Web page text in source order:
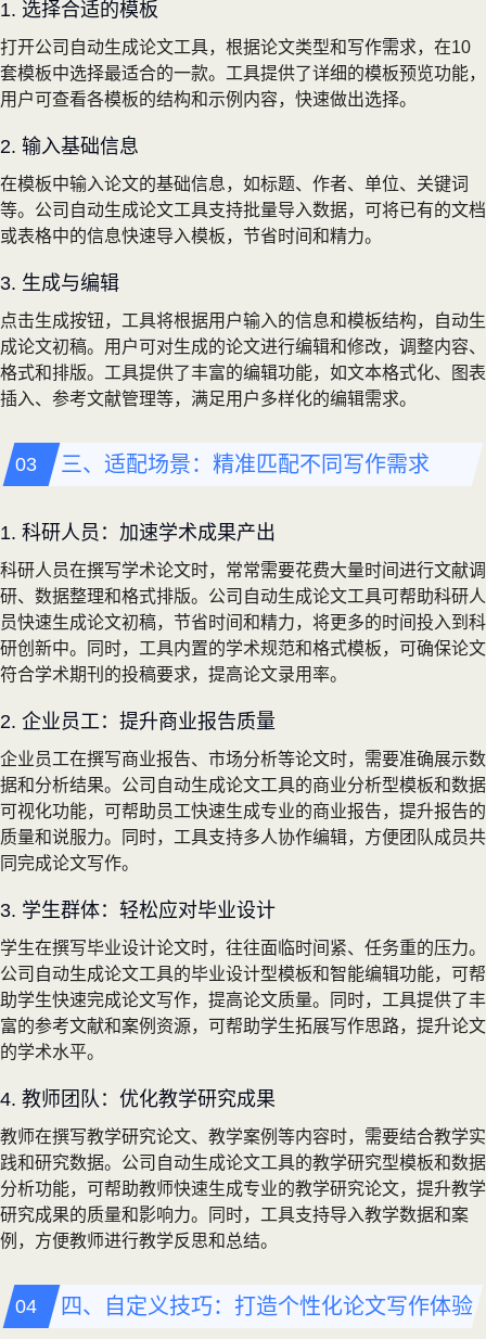
1. 选择合适的模板
打开公司自动生成论文工具，根据论文类型和写作需求，在10
套模板中选择最适合的一款。工具提供了详细的模板预览功能，
用户可查看各模板的结构和示例内容，快速做出选择。
2. 输入基础信息
在模板中输入论文的基础信息，如标题、作者、单位、关键词
等。公司自动生成论文工具支持批量导入数据，可将已有的文档
或表格中的信息快速导入模板，节省时间和精力。
3. 生成与编辑
点击生成按钮，工具将根据用户输入的信息和模板结构，自动生
成论文初稿。用户可对生成的论文进行编辑和修改，调整内容、
格式和排版。工具提供了丰富的编辑功能，如文本格式化、图表
插入、参考文献管理等，满足用户多样化的编辑需求。
三、适配场景：精准匹配不同写作需求
1. 科研人员：加速学术成果产出
科研人员在撰写学术论文时，常常需要花费大量时间进行文献调
研、数据整理和格式排版。公司自动生成论文工具可帮助科研人
员快速生成论文初稿，节省时间和精力，将更多的时间投入到科
研创新中。同时，工具内置的学术规范和格式模板，可确保论文
符合学术期刊的投稿要求，提高论文录用率。
2. 企业员工：提升商业报告质量
企业员工在撰写商业报告、市场分析等论文时，需要准确展示数
据和分析结果。公司自动生成论文工具的商业分析型模板和数据
可视化功能，可帮助员工快速生成专业的商业报告，提升报告的
质量和说服力。同时，工具支持多人协作编辑，方便团队成员共
同完成论文写作。
3. 学生群体：轻松应对毕业设计
学生在撰写毕业设计论文时，往往面临时间紧、任务重的压力。
公司自动生成论文工具的毕业设计型模板和智能编辑功能，可帮
助学生快速完成论文写作，提高论文质量。同时，工具提供了丰
富的参考文献和案例资源，可帮助学生拓展写作思路，提升论文
的学术水平。
4. 教师团队：优化教学研究成果
教师在撰写教学研究论文、教学案例等内容时，需要结合教学实
践和研究数据。公司自动生成论文工具的教学研究型模板和数据
分析功能，可帮助教师快速生成专业的教学研究论文，提升教学
研究成果的质量和影响力。同时，工具支持导入教学数据和案
例，方便教师进行教学反思和总结。
四、自定义技巧：打造个性化论文写作体验